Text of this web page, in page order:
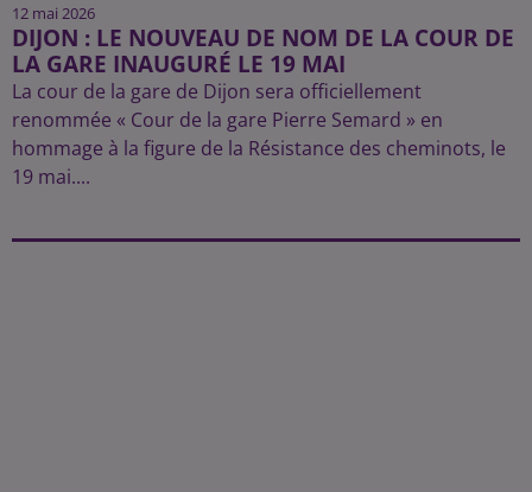
12 mai 2026
DIJON : LE NOUVEAU DE NOM DE LA COUR DE
LA GARE INAUGURÉ LE 19 MAI
La cour de la gare de Dijon sera officiellement
renommée « Cour de la gare Pierre Semard » en
hommage à la figure de la Résistance des cheminots, le
19 mai....